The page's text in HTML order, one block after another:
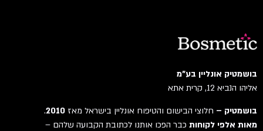
בושמטיק אונליין בע"מ
אליהו הנביא 12, קרית אתא
בושמטיק –חלוצי הבישום והטיפוח אונליין בישראל מאז2010
.
מאות אלפי לקוחותכבר הפכו אותנו לכתובת הקבועה שלהם –